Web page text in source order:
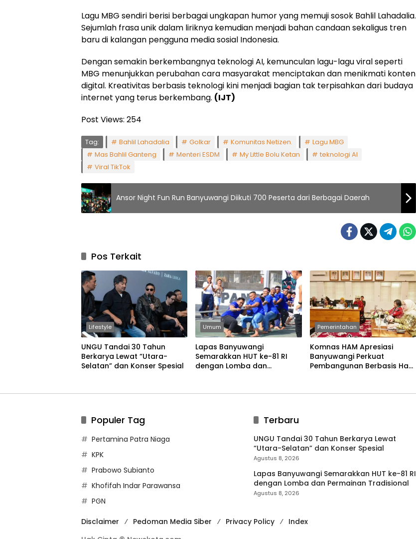
Lagu MBG sendiri berisi berbagai ungkapan humor yang memuji sosok Bahlil Lahadalia.
Sejumlah frasa unik dalam liriknya kemudian menjadi bahan candaan sekaligus tren
baru di kalangan pengguna media sosial Indonesia.
Dengan semakin berkembangnya teknologi AI, kemunculan lagu-lagu viral seperti
MBG menunjukkan perubahan cara masyarakat menciptakan dan menikmati konten
digital. Kreativitas berbasis teknologi kini menjadi bagian tak terpisahkan dari budaya
internet yang terus berkembang. (IJT)
Post Views: 254
Tag: Bahlil Lahadalia Golkar Komunitas Netizen.
Lagu MBG
Mas Bahlil Ganteng
Menteri ESDM My Little Bolu Ketan
teknologi AI
Viral TikTok
Ansor Night Fun Run Banyuwangi Diikuti 700 Peserta dari Berbagai Daerah
Pos Terkait
Lifestyle
UNGU Tandai 30 Tahun
Berkarya Lewat “Utara-
Selatan” dan Konser Spesial
Umum
Lapas Banyuwangi
Semarakkan HUT ke-81 RI
dengan Lomba dan
Pemerintahan
Komnas HAM Apresiasi
Banyuwangi Perkuat
Pembangunan Berbasis Hak
Populer Tag
Pertamina Patra Niaga
KPK
Prabowo Subianto
Khofifah Indar Parawansa
PGN
Terbaru
UNGU Tandai 30 Tahun Berkarya Lewat
“Utara-Selatan” dan Konser Spesial
Agustus 8, 2026
Lapas Banyuwangi Semarakkan HUT ke-81 RI
dengan Lomba dan Permainan Tradisional
Agustus 8, 2026
Disclaimer Pedoman Media Siber Privacy Policy
Index